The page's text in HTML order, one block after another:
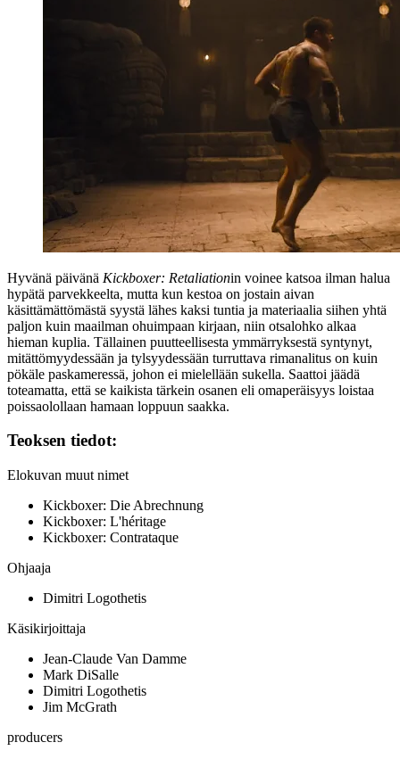
Hyvänä päivänä Kickboxer: Retaliationin voinee katsoa ilman halua
hypätä parvekkeelta, mutta kun kestoa on jostain aivan
käsittämättömästä syystä lähes kaksi tuntia ja materiaalia siihen yhtä
paljon kuin maailman ohuimpaan kirjaan, niin otsalohko alkaa
hieman kuplia. Tällainen puutteellisesta ymmärryksestä syntynyt,
mitättömyydessään ja tylsyydessään turruttava rimanalitus on kuin
pökäle paskameressä, johon ei mielellään sukella. Saattoi jäädä
toteamatta, että se kaikista tärkein osanen eli omaperäisyys loistaa
poissaolollaan hamaan loppuun saakka.
Teoksen tiedot:
Elokuvan muut nimet
Kickboxer: Die Abrechnung
Kickboxer: L'héritage
Kickboxer: Contrataque
Ohjaaja
Dimitri Logothetis
Käsikirjoittaja
Jean-Claude Van Damme
Mark DiSalle
Dimitri Logothetis
Jim McGrath
producers